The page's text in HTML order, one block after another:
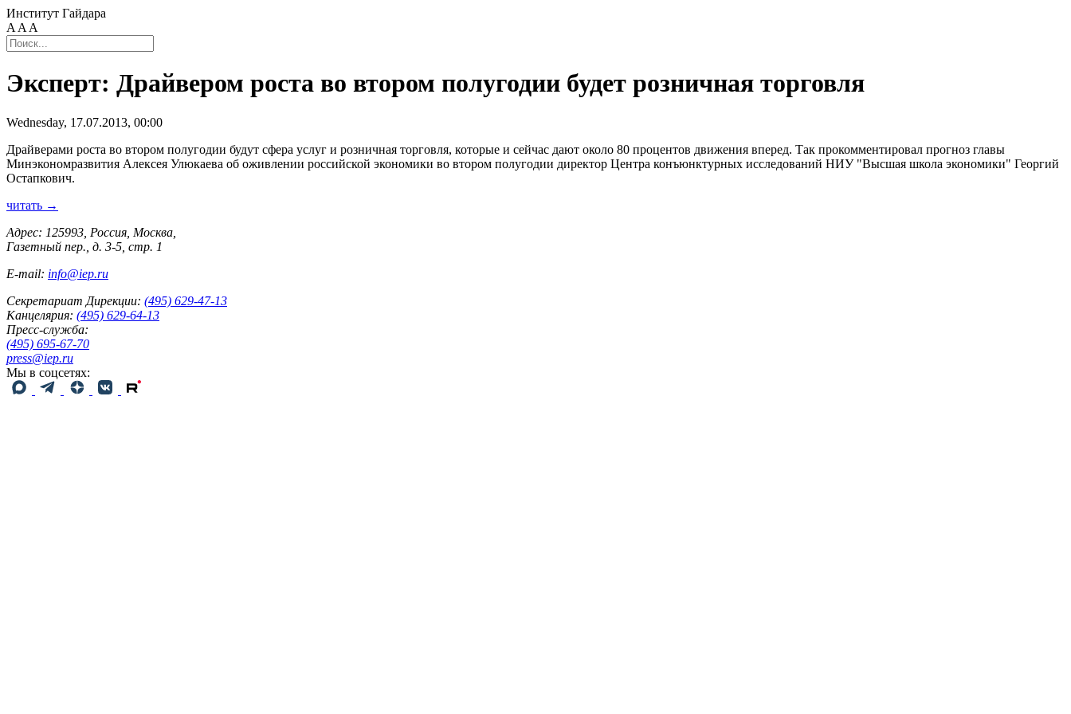
Институт Гайдара
A A A
Эксперт: Драйвером роста во втором полугодии будет розничная торговля
Wednesday, 17.07.2013, 00:00
Драйверами роста во втором полугодии будут сфера услуг и розничная торговля, которые и сейчас дают около 80 процентов движения вперед. Так прокомментировал прогноз главы
Минэкономразвития Алексея Улюкаева об оживлении российской экономики во втором полугодии директор Центра конъюнктурных исследований НИУ "Высшая школа экономики" Георгий
Остапкович.
читать →
Адрес: 125993, Россия, Москва,
Газетный пер., д. 3-5, стр. 1
E-mail: info@iep.ru
Секретариат Дирекции: (495) 629-47-13
Канцелярия: (495) 629-64-13
Пресс-служба:
(495) 695-67-70
press@iep.ru
Мы в соцсетях: